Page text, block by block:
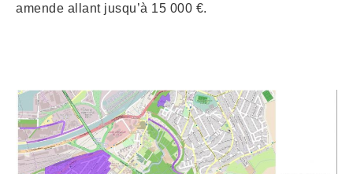
amende allant jusqu’à 15 000 €.